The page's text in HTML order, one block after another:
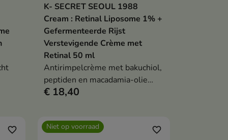
In winkelwagen
K- SECRET SEOUL 1988
Cream : Retinal Liposome 1% +
Gefermenteerde Rijst
Verstevigende Crème met
Retinal 50 ml
Antirimpelcrème met bakuchiol,
peptiden en macadamia-olie
verzacht rimpels, verheldert de
€ 18,40
favorite_border Niet op voorraad favorite_border